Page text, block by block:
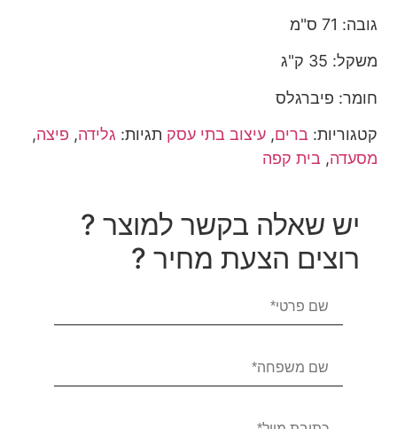
גובה: 71 ס"מ
משקל: 35 ק"ג
חומר: פיברגלס
קטגוריות: ברים,עיצוב בתי עסק תגיות: גלידה, פיצה,
מסעדה, בית קפה
יש שאלה בקשר למוצר ?
רוצים הצעת מחיר ?